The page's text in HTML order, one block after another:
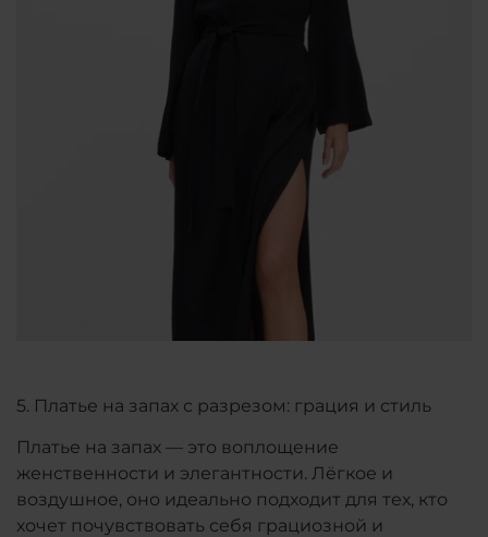
5. Платье на запах с разрезом: грация и стиль
Платье на запах — это воплощение
женственности и элегантности. Лёгкое и
воздушное, оно идеально подходит для тех, кто
хочет почувствовать себя грациозной и